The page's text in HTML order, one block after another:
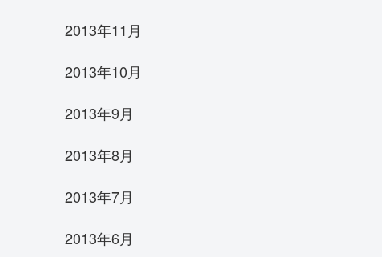
2013年11月
2013年10月
2013年9月
2013年8月
2013年7月
2013年6月